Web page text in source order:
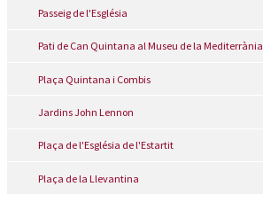
Passeig de l'Església
Pati de Can Quintana al Museu de la Mediterrània
Plaça Quintana i Combis
Jardins John Lennon
Plaça de l'Església de l'Estartit
Plaça de la Llevantina